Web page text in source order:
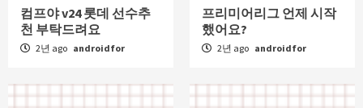
컴프야 v24 롯데 선수추
천 부탁드려요
2년 ago androidfor
프리미어리그 언제 시작
했어요?
2년 ago androidfor